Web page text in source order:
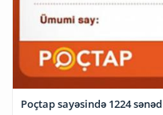
Poçtap sayəsində 1224